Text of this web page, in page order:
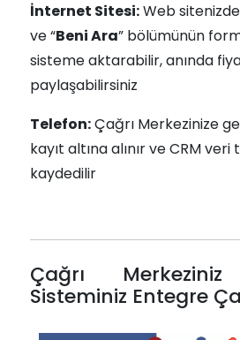
İnternet Sitesi:Web
ve “Beni Ara” bölümünün
sisteme aktarabilir, anında
paylaşabilirsiniz
Telefon:Çağrı Merkezinize
kayıt altına alınır ve CRM veri
kaydedilir
Çağrı
Sisteminiz Entegre